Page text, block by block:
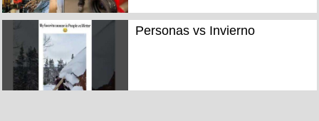
Personas vs Invierno